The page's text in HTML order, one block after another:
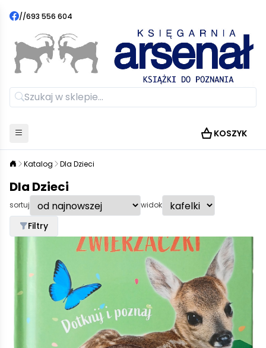
//693 556 604
KOSZYK
Katalog Dla Dzieci
Dla Dzieci
sortuj widok
Filtry